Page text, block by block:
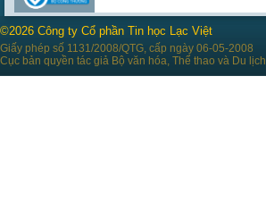
©2026 Công ty Cổ phần Tin học Lạc Việt
Giấy phép số 1131/2008/QTG, cấp ngày 06-05-2008
Cục bản quyền tác giả Bộ văn hóa, Thể thao và Du lịch